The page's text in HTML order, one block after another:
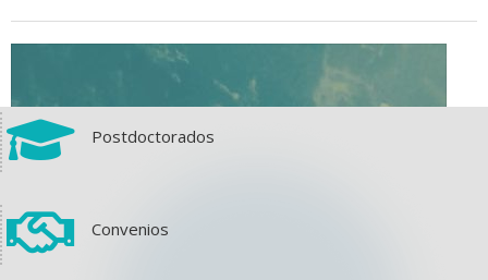
 Postdoctorados
 Convenios